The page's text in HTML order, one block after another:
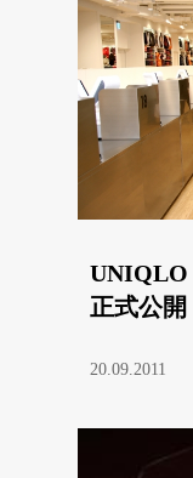
UNIQLO
正式公開
20.09.2011